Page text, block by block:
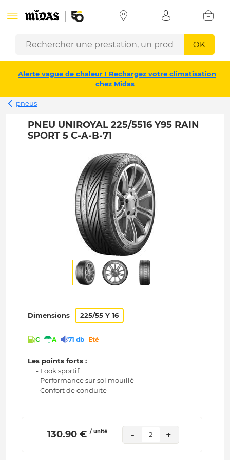
OK
Alerte vague de chaleur ! Rechargez votre climatisation
chez Midas
pneus
PNEU UNIROYAL 225/5516 Y95 RAIN
SPORT 5 C-A-B-71
Dimensions 225/55 Y 16
C A 71 db Eté
Les points forts :
- Look sportif
- Performance sur sol mouillé
- Confort de conduite
130.90 € / unité - 2 +